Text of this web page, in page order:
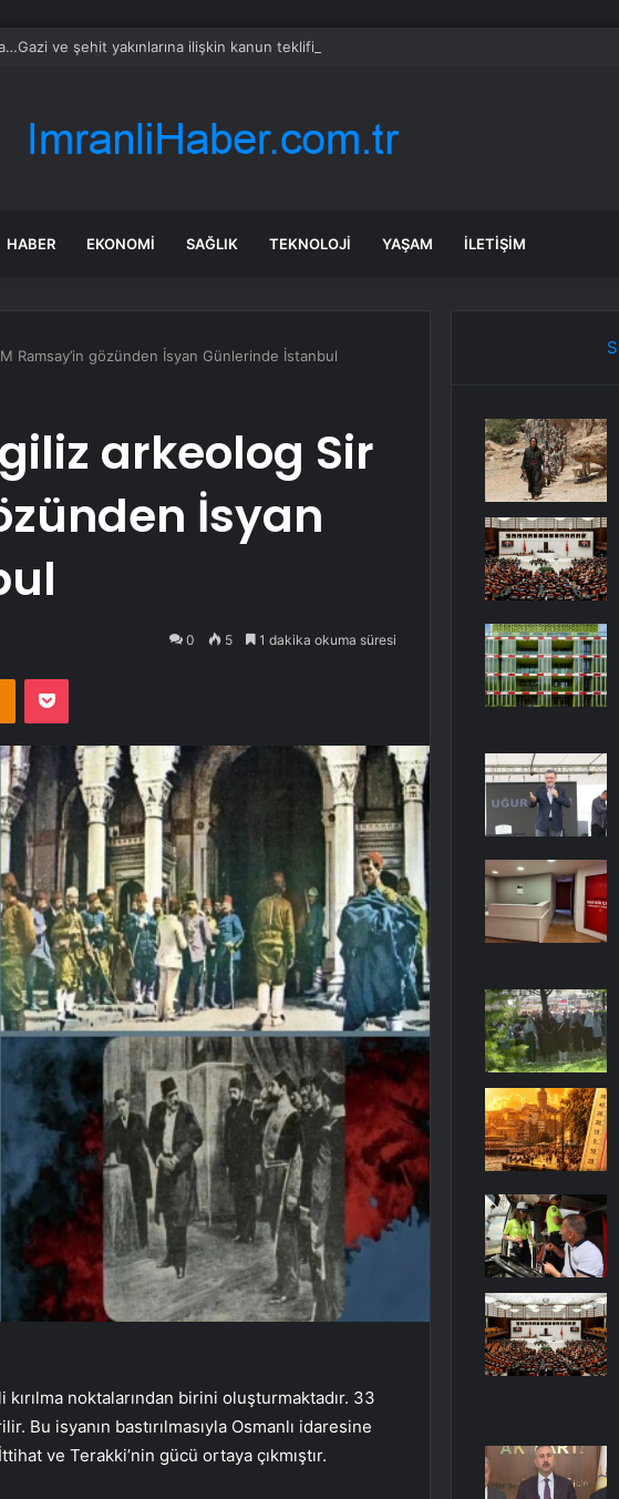
ve şehit yakınlarına ilişkin kanun teklifi kabul edildi
HABER EKONOMI SAĞLIK TEKNOLOJI YAŞAM İLETIŞIM
Ramsay’in gözünden İsyan Günlerinde İstanbul
arkeolog Sir
İsyan
0 5 1 dakika okuma süresi
Odnoklassniki
Pocket
noktalarından birini oluşturmaktadır. 33
Bu isyanın bastırılmasıyla Osmanlı idaresine
ve Terakki’nin gücü ortaya çıkmıştır.